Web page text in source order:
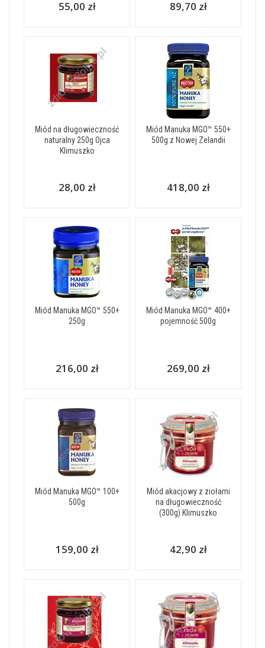
55,00 zł 89,70 zł
Miód na długowieczność
naturalny 250g Ojca
Klimuszko
28,00 zł
Miód Manuka MGO™ 550+
500g z Nowej Zelandii
418,00 zł
Miód Manuka MGO™ 550+
250g
216,00 zł
Miód Manuka MGO™ 400+
pojemność 500g
269,00 zł
Miód Manuka MGO™ 100+
500g
159,00 zł
Miód akacjowy z ziołami
na długowieczność
(300g) Klimuszko
42,90 zł